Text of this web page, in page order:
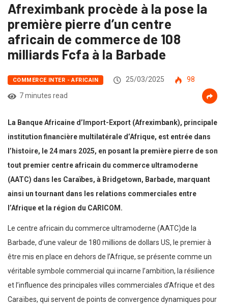
Afreximbank procède à la pose la
première pierre d’un centre
africain de commerce de 108
milliards Fcfa à la Barbade
COMMERCE INTER - AFRICAIN 25/03/2025
98
7 minutes read
La Banque Africaine d’Import-Export (Afreximbank), principale
institution financière multilatérale d’Afrique, est entrée dans
l’histoire, le 24 mars 2025, en posant la première pierre de son
tout premier centre africain du commerce ultramoderne
(AATC) dans les Caraïbes, à Bridgetown, Barbade, marquant
ainsi un tournant dans les relations commerciales entre
l’Afrique et la région du CARICOM.
Le centre africain du commerce ultramoderne (AATC)de la
Barbade, d’une valeur de 180 millions de dollars US, le premier à
être mis en place en dehors de l’Afrique, se présente comme un
véritable symbole commercial qui incarne l’ambition, la résilience
et l’influence des principales villes commerciales d’Afrique et des
Caraïbes, qui servent de points de convergence dynamiques pour